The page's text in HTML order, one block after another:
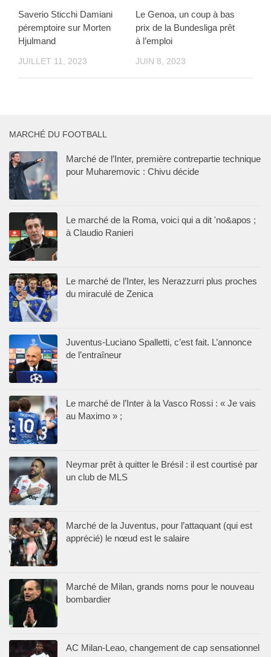
Saverio Sticchi Damiani
péremptoire sur Morten
Hjulmand
JUILLET 11, 2023
Le Genoa, un coup à bas
prix de la Bundesliga prêt
à l’emploi
JUIN 8, 2023
MARCHÉ DU FOOTBALL
Marché de l’Inter, première contrepartie technique
pour Muharemovic : Chivu décide
Le marché de la Roma, voici qui a dit 'no&apos ;
à Claudio Ranieri
Le marché de l’Inter, les Nerazzurri plus proches
du miraculé de Zenica
Juventus-Luciano Spalletti, c’est fait. L’annonce
de l’entraîneur
Le marché de l’Inter à la Vasco Rossi : « Je vais
au Maximo » ;
Neymar prêt à quitter le Brésil : il est courtisé par
un club de MLS
Marché de la Juventus, pour l’attaquant (qui est
apprécié) le nœud est le salaire
Marché de Milan, grands noms pour le nouveau
bombardier
AC Milan-Leao, changement de cap sensationnel